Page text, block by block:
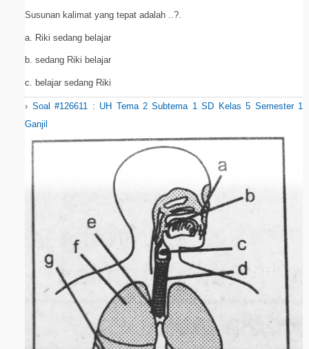
Susunan kalimat yang tepat adalah ..?.
a. Riki sedang belajar
b. sedang Riki belajar
c. belajar sedang Riki
› Soal #126611 : UH Tema 2 Subtema 1 SD Kelas 5 Semester 1
Ganjil